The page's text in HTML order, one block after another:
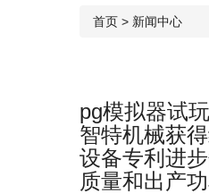
首页 > 新闻中心
pg模拟器试
智特机械获
设备专利进
质量和出产